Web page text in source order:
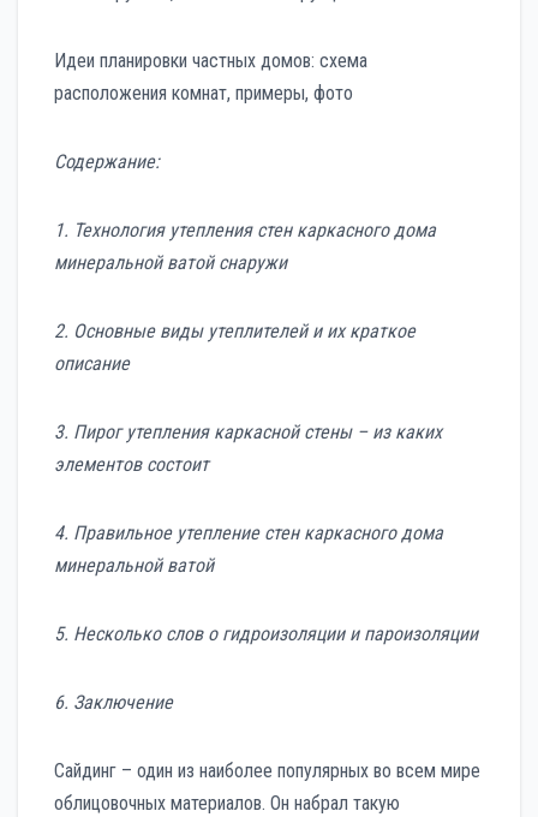
Идеи планировки частных домов: схема
расположения комнат, примеры, фото
Содержание:
1. Технология утепления стен каркасного дома
минеральной ватой снаружи
2. Основные виды утеплителей и их краткое
описание
3. Пирог утепления каркасной стены – из каких
элементов состоит
4. Правильное утепление стен каркасного дома
минеральной ватой
5. Несколько слов о гидроизоляции и пароизоляции
6. Заключение
Сайдинг – один из наиболее популярных во всем мире
облицовочных материалов. Он набрал такую